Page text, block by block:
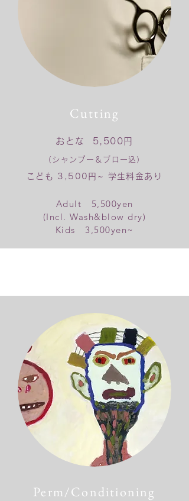
Cutting
おとな 5,500円
（シャンプー＆ブロー込）
こども 3,500円~ 学生料金あり
Adult 5,500yen
(Incl. Wash&blow dry)
​Kids 3,500yen~
Perm/Conditioning